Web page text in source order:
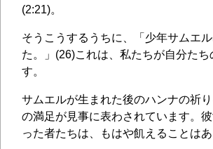
(2:21)。
そうこうするうちに、「少年サムエ
た。」(26)これは、私たちが自分た
す。
サムエルが生まれた後のハンナの祈
の満足が見事に表わされています。
った者たちは、もはや飢えることは